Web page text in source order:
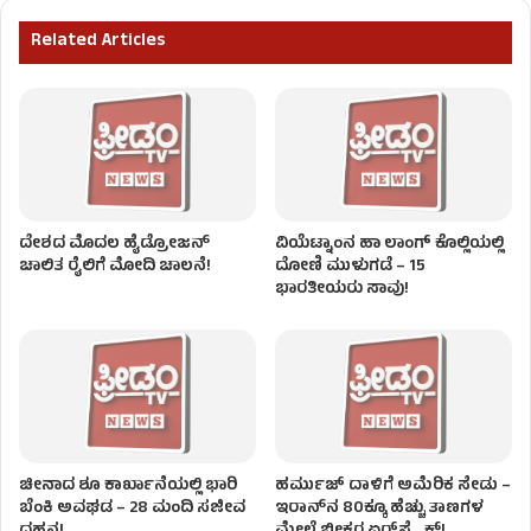
Related Articles
ದೇಶದ ಮೊದಲ ಹೈಡ್ರೋಜನ್‌
ಚಾಲಿತ ರೈಲಿಗೆ ಮೋದಿ ಚಾಲನೆ!
ವಿಯೆಟ್ನಾಂನ ಹಾ ಲಾಂಗ್ ಕೊಲ್ಲಿಯಲ್ಲಿ
ದೋಣಿ ಮುಳುಗಡೆ – 15
ಭಾರತೀಯರು ಸಾವು!
ಚೀನಾದ ಶೂ ಕಾರ್ಖಾನೆಯಲ್ಲಿ ಭಾರಿ
ಬೆಂಕಿ ಅವಘಡ – 28 ಮಂದಿ ಸಜೀವ
ಹರ್ಮುಜ್ ದಾಳಿಗೆ ಅಮೆರಿಕ ಸೇಡು –
ಇರಾನ್‌ನ 80ಕ್ಕೂ ಹೆಚ್ಚು ತಾಣಗಳ